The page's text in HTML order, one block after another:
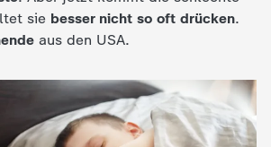
sie besser nicht so oft drücken.
aus den USA.